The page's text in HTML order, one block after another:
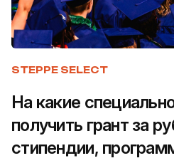
STEPPE SELECT
На какие
получить грант за
стипендии,